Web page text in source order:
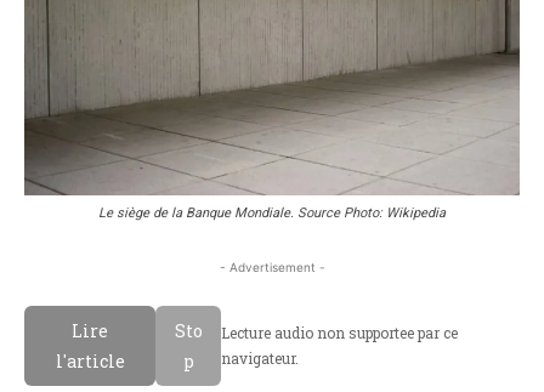
Le siège de la Banque Mondiale. Source Photo: Wikipedia
- Advertisement -
Lire
l'article
Sto
p
Lecture audio non supportee par ce
navigateur.